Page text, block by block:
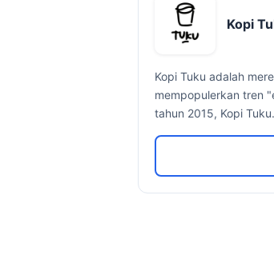
Kopi
Kopi Tuku adalah
mempopulerkan tren
tahun 2015, Kopi